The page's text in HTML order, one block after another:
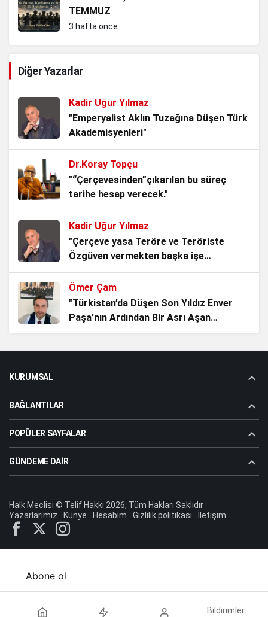
TEMMUZ
3 hafta önce
Milletin Vicdanıdır
15 Temmuz: Milletin İradesi, Devletin
Namusu
4 hafta önce
Kadından Korkanlar
4 hafta önce
Srebrenitsa: Gölgesine Basılan İnsanlık
4 hafta önce
Belediye Misiniz, Devlet mi
Kuruyorsunuz?
Diğer Yazarlar
Kadir Uğur Yılmaz
"Emperyalist Aklın Tuzağına Düşen Türk
Akademisyenleri"
Dr.Koray Topçu
"“Çerçevesinden”çıkarılan bu süreç
tarihe hesap verecek."
Kadir Uğur Yılmaz
"Çerçeve yasa Teröre ve Teröriste
Özgüven vermekten başka işe
YARAMAZ!"
Ömer Çam
"Türkistan’da Düşen Son Yıldız Enver
Paşa’nın Ardından Bir Asrı Aşan
Aziz Dolu (Atabey)
bakacak cesaret lazım"
Aziz Dolu (Atabey)
"Kıbrıs’ta Kopartılmaya Çalışılan Fırtına"
Dr.Koray Topçu
"Bu mesele “mehmetçik” meselesi,
KURUMSAL
BAĞLANTILAR
POPÜLER SAYFALAR
GÜNDEME DAIR
Halk Meclisi © Telif Hakkı 2026, Tüm Hakları Saklıdır
Yazarlarımız
Künye Hesabım Gizlilik politikası İletişim
Bildirimler
Abone ol